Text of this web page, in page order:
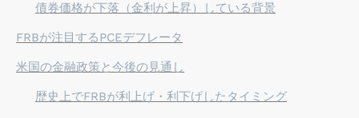
債券価格が下落（金利が上昇）している背景
FRBが注目するPCEデフレータ
米国の金融政策と今後の見通し
歴史上でFRBが利上げ・利下げしたタイミング